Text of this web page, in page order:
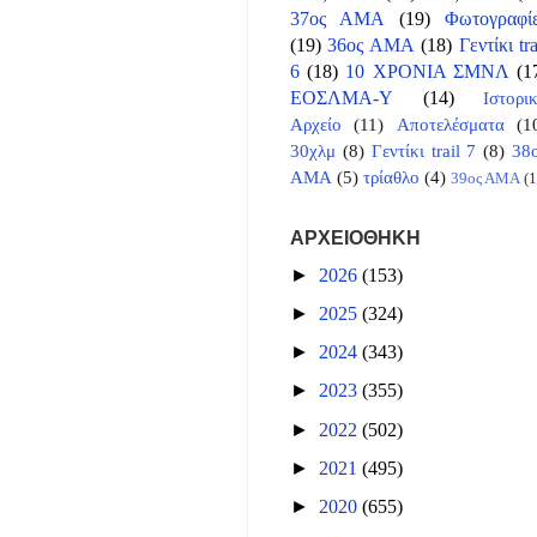
37ος ΑΜΑ
(19)
(19) 36ος ΑΜΑ (18) Γεντίκι
6 (18) 10 ΧΡΟΝΙΑ ΣΜΝΛ
ΕΟΣΛΜΑ-Υ
(14)
Αρχείο
(11) Αποτελέσματα
30χλμ (8) Γεντίκι trail 7 (8)
ΑΜΑ (5) τρίαθλο (4) 39ος ΑΜΑ
ΑΡΧΕΙΟΘΗΚΗ
► 2026 (153)
► 2025 (324)
► 2024 (343)
► 2023 (355)
► 2022 (502)
► 2021 (495)
► 2020 (655)